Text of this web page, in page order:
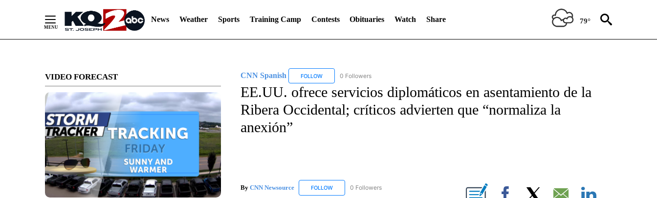
News Weather Sports Training Camp Contests Obituaries Watch Share 79°
VIDEO FORECAST CNN Spanish FOLLOWFOLLOW "CNN SPANISH" TO RECEIVE NOTIFICATIONS ABOUT NEW PAGES ON "CNN SPANISH".
0 Followers
EE.UU. ofrece servicios diplomáticos en asentamiento de la
Ribera Occidental; críticos advierten que “normaliza la
anexión”
By CNN Newsource FOLLOWFOLLOW "CNN NEWSOURCE" TO RECEIVE NOTIFICATIONS ABOUT NEW PAGES ON "CNN NEWSOURCE".
0 Followers